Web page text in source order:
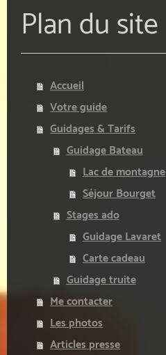
Plan du site
Accueil
Votre guide
Guidages & Tarifs
Guidage Bateau
Lac de montagne
Séjour Bourget
Stages ado
Guidage Lavaret
Carte cadeau
Guidage truite
Me contacter
Les photos
Articles presse